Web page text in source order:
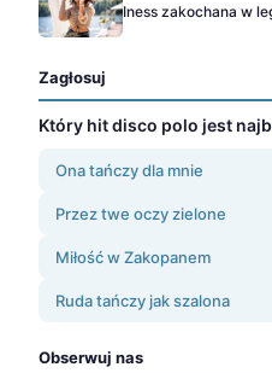
Iness zakochana w
Zagłosuj
Który hit disco polo jest
Ona tańczy dla mnie
Przez twe oczy zielone
Miłość w Zakopanem
Ruda tańczy jak szalona
Obserwuj nas